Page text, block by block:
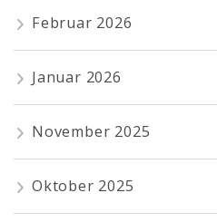
Februar 2026
Januar 2026
November 2025
Oktober 2025